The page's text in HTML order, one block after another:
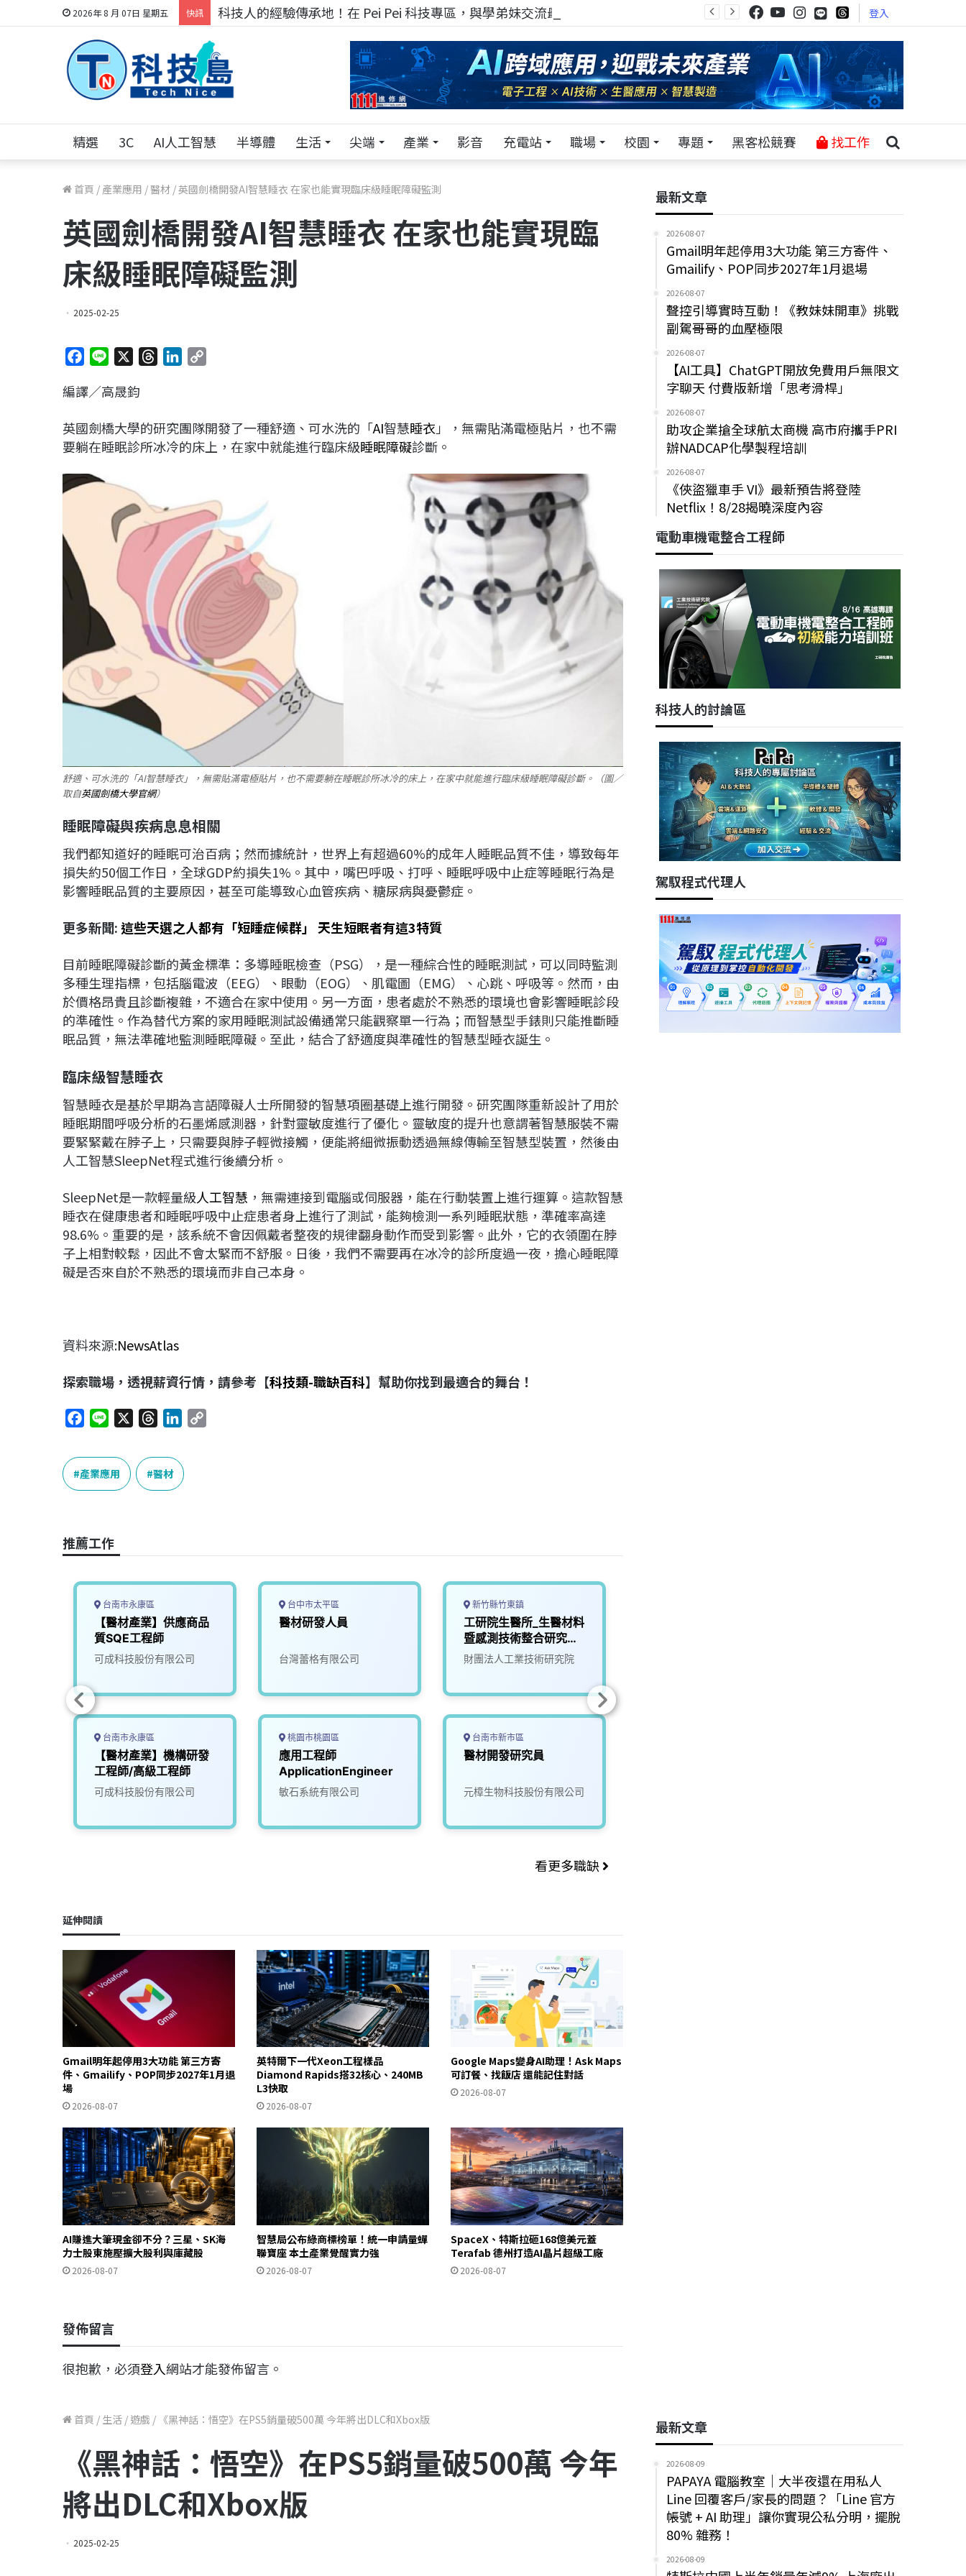
2026年 8 月 07日 星期五 快訊 科技人的經驗傳承地！在 Pei Pei 科技專區，與學弟妹交流最硬核的技術 登入
精選 3C AI人工智慧 半導體 生活 尖端 產業 影音 充電站 職場 校園 專題 黑客松競賽 找工作
首頁 / 產業應用 /醫材 /英國劍橋開發AI智慧睡衣 在家也能實現臨床級睡眠障礙監測
英國劍橋開發AI智慧睡衣 在家也能實現臨
床級睡眠障礙監測
2025-02-25
c
b
o
k
n
a
d
e
d
L
i
編譯／高晟鈞
英國劍橋大學的研究團隊開發了一種舒適、可水洗的「AI智慧睡衣 」，無需貼滿電極貼片，也不需
要躺在睡眠診所冰冷的床上，在家中就能進行臨床級睡眠障礙診斷。
舒適、可水洗的「AI智慧睡衣」，無需貼滿電極貼片，也不需要躺在睡眠診所冰冷的床上，在家中就能進行臨床級睡眠障礙診斷。（圖／
取自英國劍橋大學官網）
睡眠障礙與疾病息息相關
我們都知道好的睡眠可治百病；然而據統計，世界上有超過60%的成年人睡眠品質不佳，導致每年
損失約50個工作日，全球GDP約損失1%。其中，嘴巴呼吸、打呼、睡眠呼吸中止症等睡眠行為是
影響睡眠品質的主要原因，甚至可能導致心血管疾病、糖尿病與憂鬱症。
更多新聞:這些天選之人都有「短睡症候群」 天生短眠者有這3特質
目前睡眠障礙診斷的黃金標準：多導睡眠檢查（PSG），是一種綜合性的睡眠測試，可以同時監測
多種生理指標，包括腦電波（EEG）、眼動（EOG）、肌電圖（EMG）、心跳、呼吸等。然而，由
於價格昂貴且診斷複雜，不適合在家中使用。另一方面，患者處於不熟悉的環境也會影響睡眠診段
的準確性。作為替代方案的家用睡眠測試設備通常只能觀察單一行為；而智慧型手錶則只能推斷睡
眠品質，無法準確地監測睡眠障礙。至此，結合了舒適度與準確性的智慧型睡衣誕生。
臨床級智慧睡衣
智慧睡衣是基於早期為言語障礙人士所開發的智慧項圈基礎上進行開發。研究團隊重新設計了用於
睡眠期間呼吸分析的石墨烯感測器，針對靈敏度進行了優化。靈敏度的提升也意謂著智慧服裝不需
要緊緊戴在脖子上，只需要與脖子輕微接觸，便能將細微振動透過無線傳輸至智慧型裝置，然後由
人工智慧SleepNet程式進行後續分析。
SleepNet是一款輕量級人工智慧 ，無需連接到電腦或伺服器，能在行動裝置上進行運算。這款智慧
睡衣在健康患者和睡眠呼吸中止症患者身上進行了測試，能夠檢測一系列睡眠狀態，準確率高達
98.6%。重要的是，該系統不會因佩戴者整夜的規律翻身動作而受到影響。此外，它的衣領圍在脖
子上相對較鬆，因此不會太緊而不舒服。日後，我們不需要再在冰冷的診所度過一夜，擔心睡眠障
礙是否來自於不熟悉的環境而非自己本身。
資料來源:NewsAtlas
探索職場，透視薪資行情，請參考【科技類-職缺百科】幫助你找到最適合的舞台！
c
e
b
k
n
e
r
e
a
k
產業應用 醫材
推薦工作
台南市永康區
【醫材產業】供應商品
質SQE工程師
可成科技股份有限公司
台南市永康區
【醫材產業】機構研發
工程師/高級工程師
可成科技股份有限公司
台中市太平區
醫材研發人員
台灣蕾格有限公司
桃園市桃園區
應用工程師
ApplicationEngineer
敏石系統有限公司
新竹縣竹東鎮
工研院生醫所_生醫材料
暨感測技術整合研究員
(N100)
財團法人工業技術研究院
台南市新市區
醫材開發研究員
元樟生物科技股份有限公司
看更多職缺
延伸閱讀
Gmail明年起停用3大功能 第三方寄
件、Gmailify、POP同步2027年1月退
場
2026-08-07
英特爾下一代Xeon工程樣品
Diamond Rapids搭32核心、240MB
L3快取
2026-08-07
Google Maps變身AI助理！Ask Maps
可訂餐、找飯店 還能記住對話
2026-08-07
AI賺進大筆現金卻不分？三星、SK海
力士股東施壓擴大股利與庫藏股
2026-08-07
智慧局公布綠商標榜單！統一申請量蟬
聯寶座 本土產業覺醒實力強
2026-08-07
SpaceX、特斯拉砸168億美元蓋
Terafab 德州打造AI晶片超級工廠
2026-08-07
發佈留言
很抱歉，必須登入網站才能發佈留言。
最新文章
2026-08-07
Gmail明年起停用3大功能 第三方寄件、
Gmailify、POP同步2027年1月退場
2026-08-07
聲控引導實時互動！《教妹妹開車》挑戰
副駕哥哥的血壓極限
2026-08-07
【AI工具】ChatGPT開放免費用戶無限文
字聊天 付費版新增「思考滑桿」
2026-08-07
助攻企業搶全球航太商機 高市府攜手PRI
辦NADCAP化學製程培訓
2026-08-07
《俠盜獵車手 VI》最新預告將登陸
Netflix！8/28揭曉深度內容
電動車機電整合工程師
科技人的討論區
駕馭程式代理人